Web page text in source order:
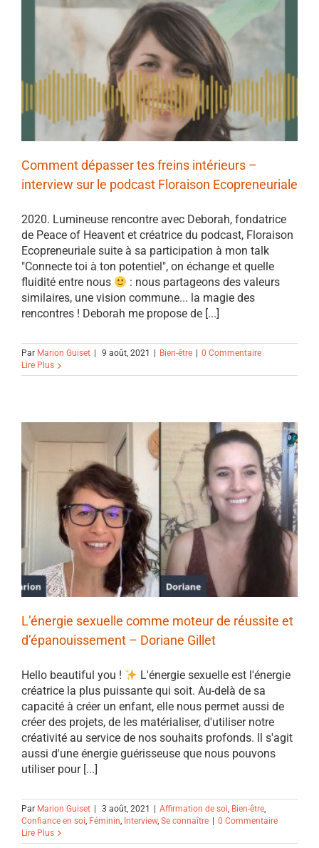
Comment dépasser tes freins intérieurs –
interview sur le podcast Floraison Ecopreneuriale
2020. Lumineuse rencontre avec Deborah, fondatrice
de Peace of Heavent et créatrice du podcast, Floraison
Ecopreneuriale suite à sa participation à mon talk
"Connecte toi à ton potentiel", on échange et quelle
fluidité entre nous
: nous partageons des valeurs
similaires, une vision commune... la magie des
rencontres ! Deborah me propose de [...]
Par Marion Guiset 9 août, 2021 Bien-être
0 Commentaire
Lire Plus
L’énergie sexuelle comme moteur de réussite et
d’épanouissement – Doriane Gillet
Hello beautiful you !
L'énergie sexuelle est l'énergie
créatrice la plus puissante qui soit. Au-delà de sa
capacité à créer un enfant, elle nous permet aussi de
créer des projets, de les matérialiser, d'utiliser notre
créativité au service de nos souhaits profonds. Il s'agit
aussi d'une énergie guérisseuse que nous pouvons
utiliser pour [...]
Par Marion Guiset 3 août, 2021 Affirmation de soi, Bien-être,
Confiance en soi, Féminin, Interview, Se connaître
0 Commentaire
Lire Plus